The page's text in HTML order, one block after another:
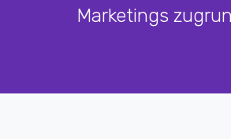
Marketings